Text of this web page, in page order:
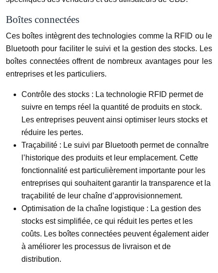
Boîtes connectées
Ces boîtes intègrent des technologies comme la RFID ou le
Bluetooth pour faciliter le suivi et la gestion des stocks. Les
boîtes connectées offrent de nombreux avantages pour les
entreprises et les particuliers.
Contrôle des stocks : La technologie RFID permet de
suivre en temps réel la quantité de produits en stock.
Les entreprises peuvent ainsi optimiser leurs stocks et
réduire les pertes.
Traçabilité : Le suivi par Bluetooth permet de connaître
l’historique des produits et leur emplacement. Cette
fonctionnalité est particulièrement importante pour les
entreprises qui souhaitent garantir la transparence et la
traçabilité de leur chaîne d’approvisionnement.
Optimisation de la chaîne logistique : La gestion des
stocks est simplifiée, ce qui réduit les pertes et les
coûts. Les boîtes connectées peuvent également aider
à améliorer les processus de livraison et de
distribution.